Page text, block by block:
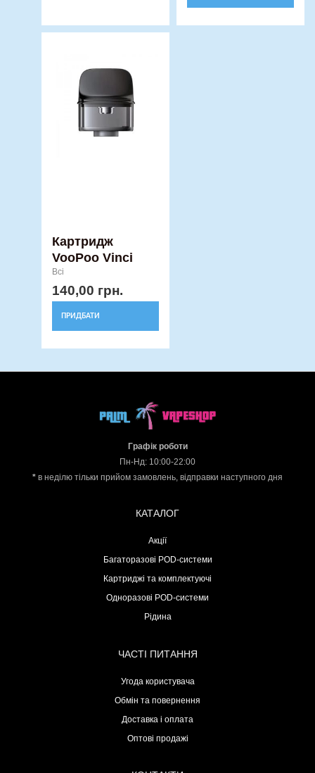
Картридж
VooPoo Vinci
Всі
140,00 грн.
ПРИДБАТИ
Графік роботи
Пн-Нд: 10:00-22:00
* в неділю тільки прийом замовлень, відправки наступного дня
КАТАЛОГ
Акції
Багаторазові POD-системи
Картриджі та комплектуючі
Одноразові POD-системи
Рідина
ЧАСТІ ПИТАННЯ
Угода користувача
Обмін та повернення
Доставка і оплата
Оптові продажі